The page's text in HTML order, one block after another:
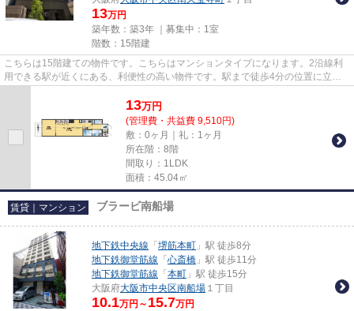
13万円
築年数：築3年 ｜募集中： 1室
階数：15階建
こちらは15階建ての物件です。こちらはマンションタイプになります。2沿線利
用できる駅が近くにある、利便性の高い物件です。駅まで徒歩4分の位置に立地
13万円
(管理費・共益費 9,510円)
敷：0ヶ月｜礼：1ヶ月
所在階：8階
間取り：1LDK
面積：45.04㎡
賃貸｜マンション ブラービ南船場
地下鉄中央線 「 堺筋本町 」駅 徒歩8分
地下鉄御堂筋線 「 心斎橋 」駅 徒歩11分
地下鉄御堂筋線 「 本町 」駅 徒歩15分
大阪府大阪市中央区南船場 １丁目
10.1万円～ 15.7万円